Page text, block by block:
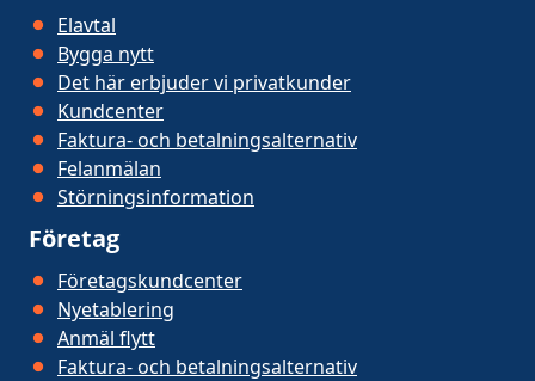
Elavtal
Bygga nytt
Det här erbjuder vi privatkunder
Kundcenter
Faktura- och betalningsalternativ
Felanmälan
Störningsinformation
Företag
Företagskundcenter
Nyetablering
Anmäl flytt
Faktura- och betalningsalternativ